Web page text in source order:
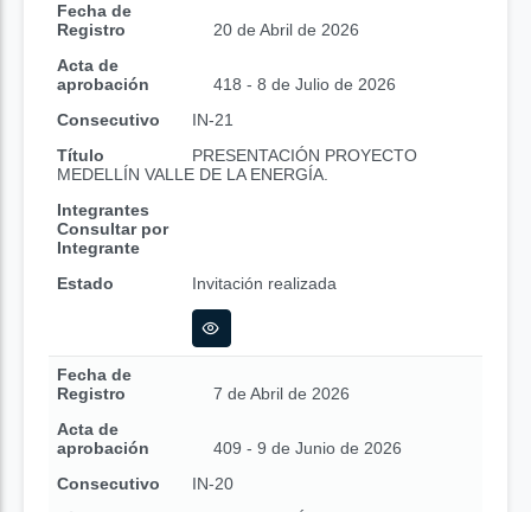
Fecha de
Registro
20 de Abril de 2026
Acta de
aprobación
418 - 8 de Julio de 2026
Consecutivo
IN-21
Título
PRESENTACIÓN PROYECTO
MEDELLÍN VALLE DE LA ENERGÍA.
Integrantes
Consultar por
Integrante
Estado
Invitación realizada
Fecha de
Registro
7 de Abril de 2026
Acta de
aprobación
409 - 9 de Junio de 2026
Consecutivo
IN-20